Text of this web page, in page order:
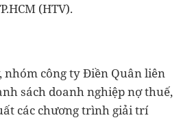
(HTV).
nhóm công ty Điền Quân liên
sách doanh nghiệp nợ thuế,
các chương trình giải trí